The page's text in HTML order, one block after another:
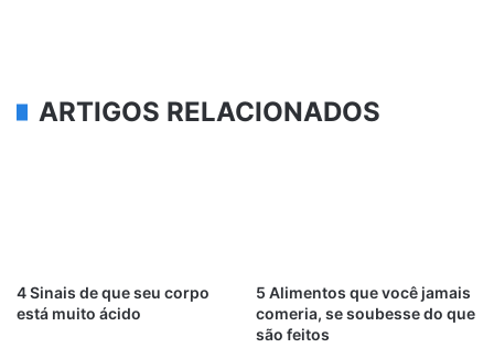
ARTIGOS RELACIONADOS
4 Sinais de que seu corpo
está muito ácido
5 Alimentos que você jamais
comeria, se soubesse do que
são feitos